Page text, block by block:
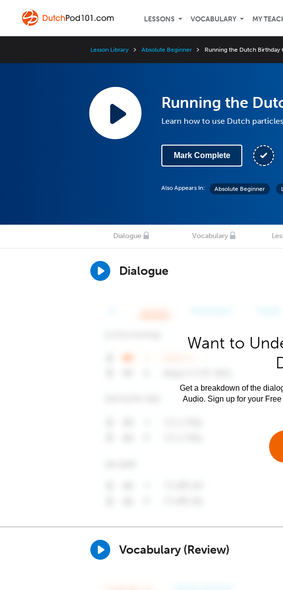
LESSONS VOCABULARY MY
Lesson Library Absolute Beginner Running the Dutch Birthday
Running the
Learn how to use Dutch particles
Mark Complete
Also Appears In: Absolute Beginner
Dialogue Vocabulary
Dialogue
Want to
Get a breakdown of the
Audio. Sign up for your
Vocabulary (Review)